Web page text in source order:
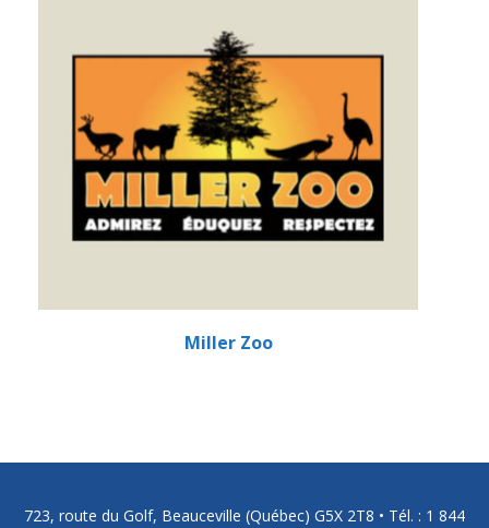
Miller Zoo
723, route du Golf, Beauceville (Québec) G5X 2T8 • Tél. : 1 844